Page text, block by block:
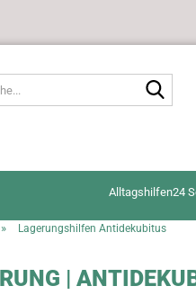
Alltagshilfen24
» Lagerungshilfen Antidekubitus
|